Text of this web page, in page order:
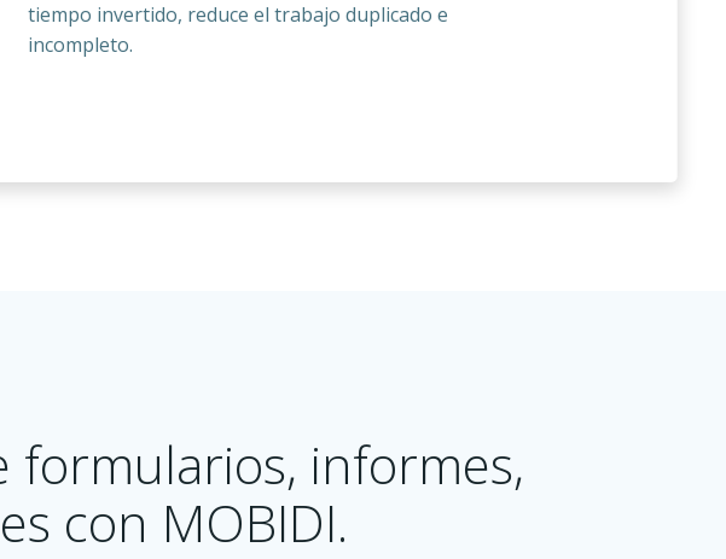
tiempo invertido, reduce el trabajo duplicado e
incompleto.
formularios, informes,
con MOBIDI.